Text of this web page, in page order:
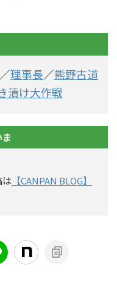
／理事長／熊野古道
漬け大作戦
【CANPAN BLOG】